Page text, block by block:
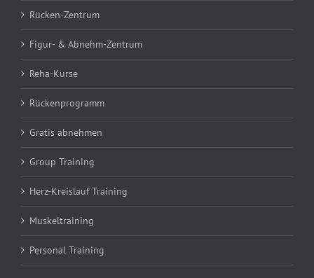
Rücken-Zentrum
Figur- & Abnehm-Zentrum
Reha-Kurse
Rückenprogramm
Gratis abnehmen
Group Training
Herz-Kreislauf Training
Muskeltraining
Personal Training